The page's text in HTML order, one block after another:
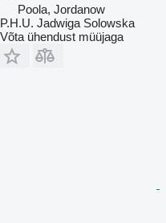
Poola, Jordanow
P.H.U. Jadwiga Solowska
Võta ühendust müüjaga